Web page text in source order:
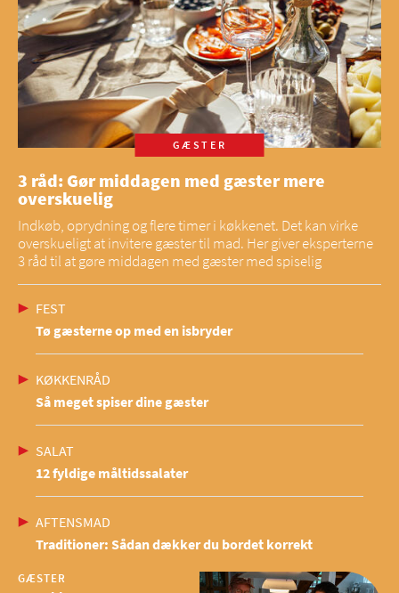
GÆSTER
3 råd: Gør middagen med gæster mere
overskuelig
Indkøb, oprydning og flere timer i køkkenet. Det kan virke
overskueligt at invitere gæster til mad. Her giver eksperterne
3 råd til at gøre middagen med gæster med spiselig
FEST
Tø gæsterne op med en isbryder
KØKKENRÅD
Så meget spiser dine gæster
SALAT
12 fyldige måltidssalater
AFTENSMAD
Traditioner: Sådan dækker du bordet korrekt
GÆSTER